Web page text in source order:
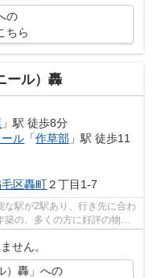
の
ちら
ール）轟
」駅 徒歩8分
ル 「作草部 」駅 徒歩11
区轟町２丁目1-7
駅が2駅あり、行き先に合わ
の、多くの方に好評の物件
せん。
）轟」への